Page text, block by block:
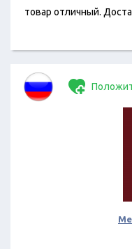
товар отличный.